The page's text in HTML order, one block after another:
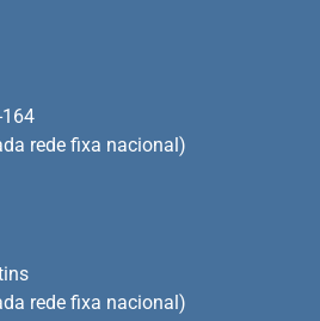
rede fixa nacional)
rede fixa nacional)